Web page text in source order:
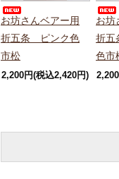
お坊さんベアー用
折五条 ピンク色
市松
2,200円(税込2,420円)
お坊
折
色市